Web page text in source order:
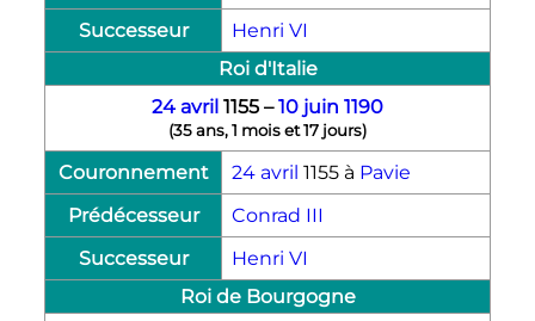
Successeur
Henri VI
Roi d'Italie
24 avril 1155 –10 juin 1190
(35 ans, 1 mois et 17 jours)
Couronnement 24 avril 1155 à Pavie
Prédécesseur
Conrad III
Successeur
Henri VI
Roi de Bourgogne